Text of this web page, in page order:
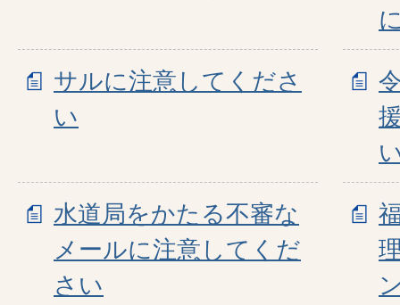
サルに注意してくださ
い
水道局をかたる不審な
メールに注意してくだ
さい